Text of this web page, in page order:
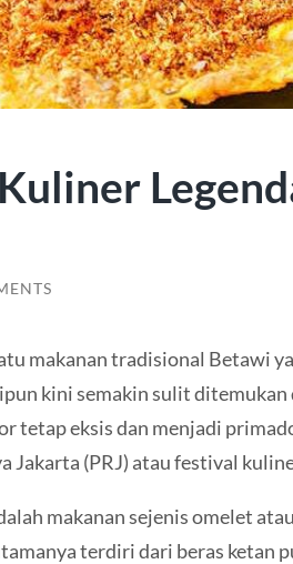
makanan tradisional Betawi
kini semakin sulit ditemukan
tetap eksis dan menjadi
Jakarta (PRJ) atau festival
makanan sejenis omelet
terdiri dari beras ketan